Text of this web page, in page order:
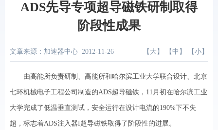
ADS先导专项超导磁铁研制取得
阶段性成果
文章来源：加速器中心 2012-11-26 【 大 】 【 中 】 【 小 】
由高能所负责研制、高能所和哈尔滨工业大学联合设计、北京
七环机械电子工程公司制造的ADS超导磁铁，11月初在哈尔滨工业
大学完成了低温垂直测试，安全运行在设计电流的190%下不失
超，标志着ADS注入器I超导磁铁取得了阶段性的进展。